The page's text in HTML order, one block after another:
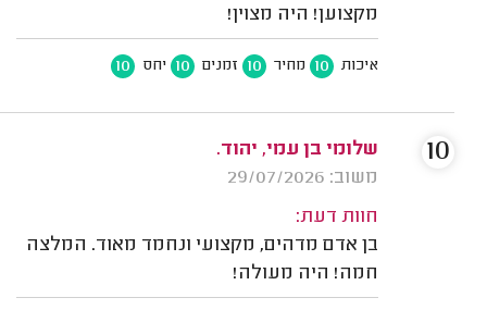
מקצוען! היה מצוין!
איכות 10 מחיר 10 זמנים 10 יחס 10
שלומי בן עמי, יהוד.
משוב: 29/07/2026
חוות דעת:
בן אדם מדהים, מקצועי ונחמד מאוד. המלצה
חמה! היה מעולה!
10